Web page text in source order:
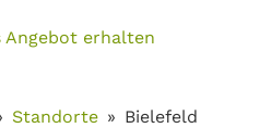
Angebot erhalten
Standorte Bielefeld